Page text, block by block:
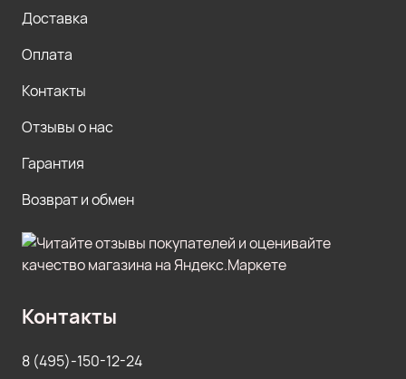
Доставка
Оплата
Контакты
Отзывы о нас
Гарантия
Возврат и обмен
Контакты
8 (495)-150-12-24